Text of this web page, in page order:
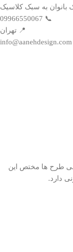
به سبک کلاسیک
📞 09966550067
📍 تهران
info@aanehdesign.com
طرح ها مختص این
دارد.